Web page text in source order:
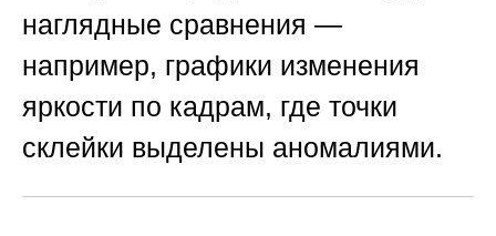
наглядные сравнения —
например, графики изменения
яркости по кадрам, где точки
склейки выделены аномалиями.